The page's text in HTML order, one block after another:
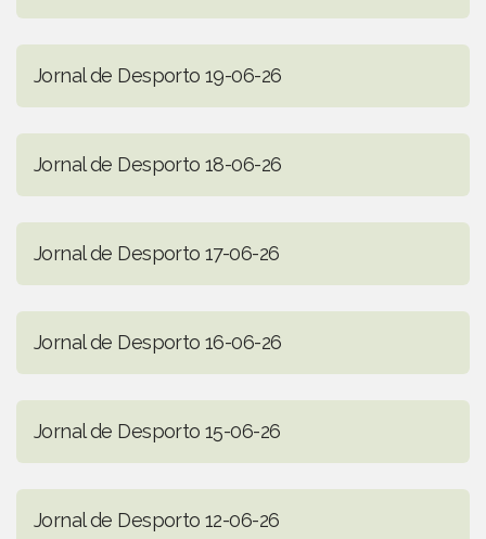
Jornal de Desporto 19-06-26
Jornal de Desporto 18-06-26
Jornal de Desporto 17-06-26
Jornal de Desporto 16-06-26
Jornal de Desporto 15-06-26
Jornal de Desporto 12-06-26